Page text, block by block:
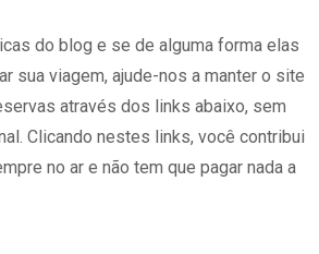
do blog e se de alguma forma elas
sua viagem, ajude-nos a manter o site
através dos links abaixo, sem
Clicando nestes links, você contribui
no ar e não tem que pagar nada a